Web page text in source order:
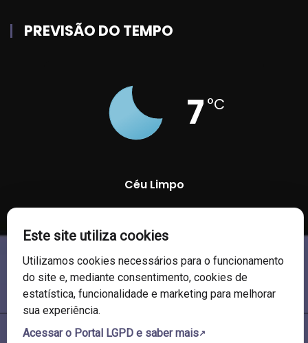
PREVISÃO DO TEMPO
7 °C
Céu Limpo
94 % 1016 mb
Este site utiliza cookies
Utilizamos cookies necessários para o funcionamento
do site e, mediante consentimento, cookies de
estatística, funcionalidade e marketing para melhorar
sua experiência.
Acessar o Portal LGPD e saber mais